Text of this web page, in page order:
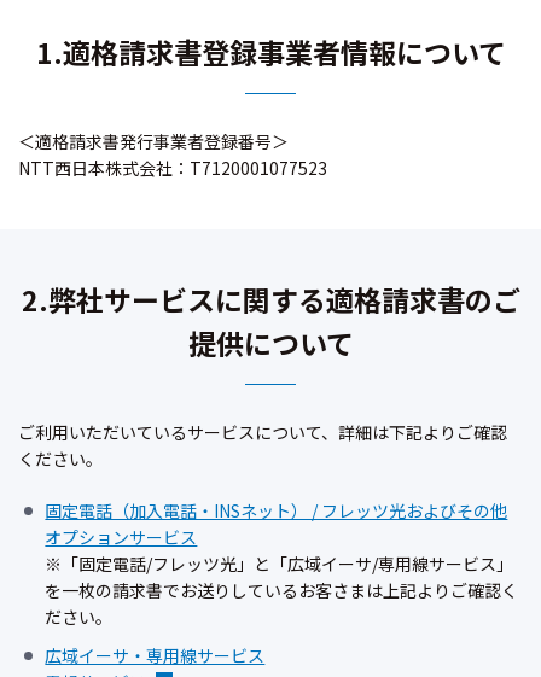
1.適格請求書登録事業者情報について
＜適格請求書発行事業者登録番号＞
NTT西日本株式会社：T7120001077523
2.弊社サービスに関する適格請求書のご
提供について
ご利用いただいているサービスについて、詳細は下記よりご確認
ください。
固定電話（加入電話・INSネット） / フレッツ光およびその他
オプションサービス
※「固定電話/フレッツ光」と「広域イーサ/専用線サービス」
を一枚の請求書でお送りしているお客さまは上記よりご確認く
ださい。
広域イーサ・専用線サービス